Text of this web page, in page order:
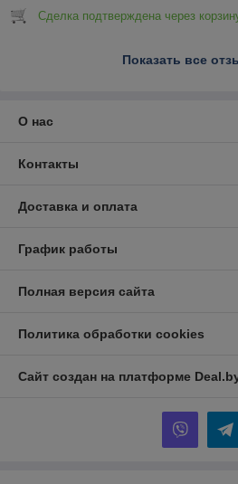
Сделка подтверждена через
Показать все
О нас
Контакты
Доставка и оплата
График работы
Полная версия сайта
Политика обработки cookies
Сайт создан на платформе